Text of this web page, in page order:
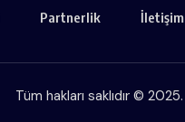
Partnerlik İletişim
Tüm hakları saklıdır © 2025.